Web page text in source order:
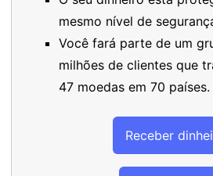
mesmo nível de
Você fará parte de um
milhões de clientes que
47 moedas em 70 países.
Receber